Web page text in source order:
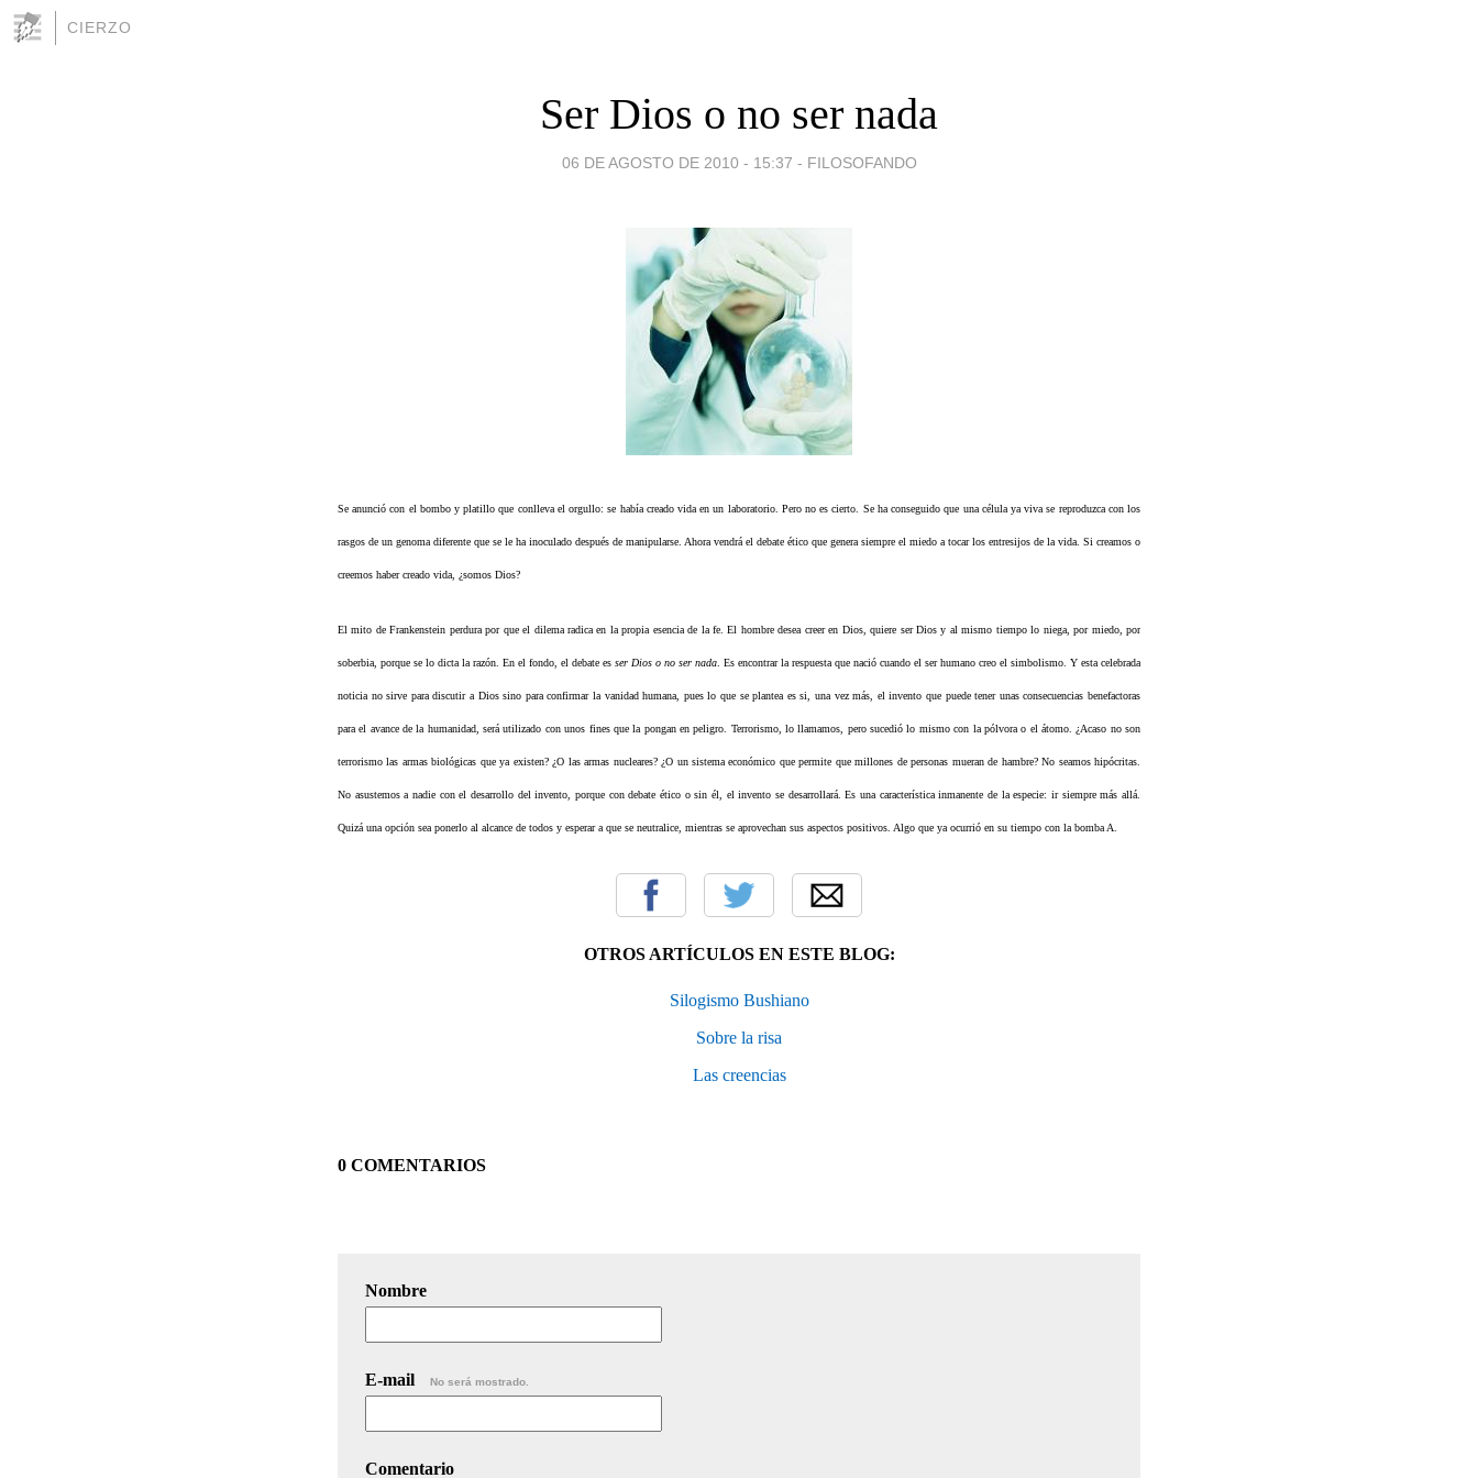
CIERZO
Ser Dios o no ser nada
06 DE AGOSTO DE 2010 - 15:37 - FILOSOFANDO
Se anunció con el bombo y platillo que conlleva el orgullo: se había creado vida en un laboratorio. Pero no es cierto. Se ha conseguido que una célula ya viva se reproduzca con los
rasgos de un genoma diferente que se le ha inoculado después de manipularse. Ahora vendrá el debate ético que genera siempre el miedo a tocar los entresijos de la vida. Si creamos o
creemos haber creado vida, ¿somos Dios?
El mito de Frankenstein perdura por que el dilema radica en la propia esencia de la fe. El hombre desea creer en Dios, quiere ser Dios y al mismo tiempo lo niega, por miedo, por
soberbia, porque se lo dicta la razón. En el fondo, el debate es ser Dios o no ser nada . Es encontrar la respuesta que nació cuando el ser humano creo el simbolismo. Y esta celebrada
noticia no sirve para discutir a Dios sino para confirmar la vanidad humana, pues lo que se plantea es si, una vez más, el invento que puede tener unas consecuencias benefactoras
para el avance de la humanidad, será utilizado con unos fines que la pongan en peligro. Terrorismo, lo llamamos, pero sucedió lo mismo con la pólvora o el átomo. ¿Acaso no son
terrorismo las armas biológicas que ya existen? ¿O las armas nucleares? ¿O un sistema económico que permite que millones de personas mueran de hambre? No seamos hipócritas.
No asustemos a nadie con el desarrollo del invento, porque con debate ético o sin él, el invento se desarrollará. Es una característica inmanente de la especie: ir siempre más allá.
Quizá una opción sea ponerlo al alcance de todos y esperar a que se neutralice, mientras se aprovechan sus aspectos positivos. Algo que ya ocurrió en su tiempo con la bomba A.
OTROS ARTÍCULOS EN ESTE BLOG:
Silogismo Bushiano
Sobre la risa
Las creencias
0 COMENTARIOS
Nombre
E-mail No será mostrado.
Comentario